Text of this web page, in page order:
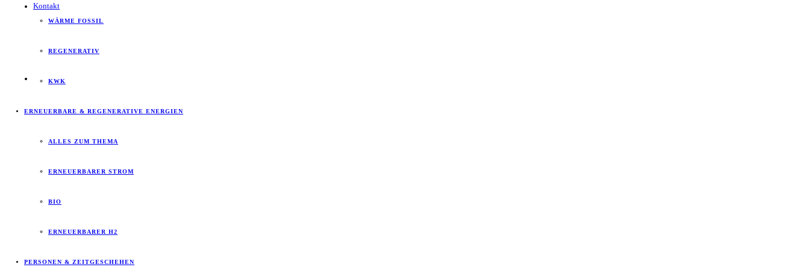
Kontakt
WÄRME FOSSIL
REGENERATIV
KWK
ERNEUERBARE & REGENERATIVE ENERGIEN
ALLES ZUM THEMA
ERNEUERBARER STROM
BIO
ERNEUERBARER H2
PERSONEN & ZEITGESCHEHEN